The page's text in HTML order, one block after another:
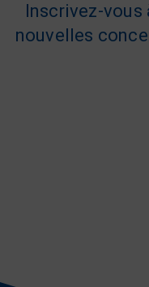
Inscrivez-
nouvelles